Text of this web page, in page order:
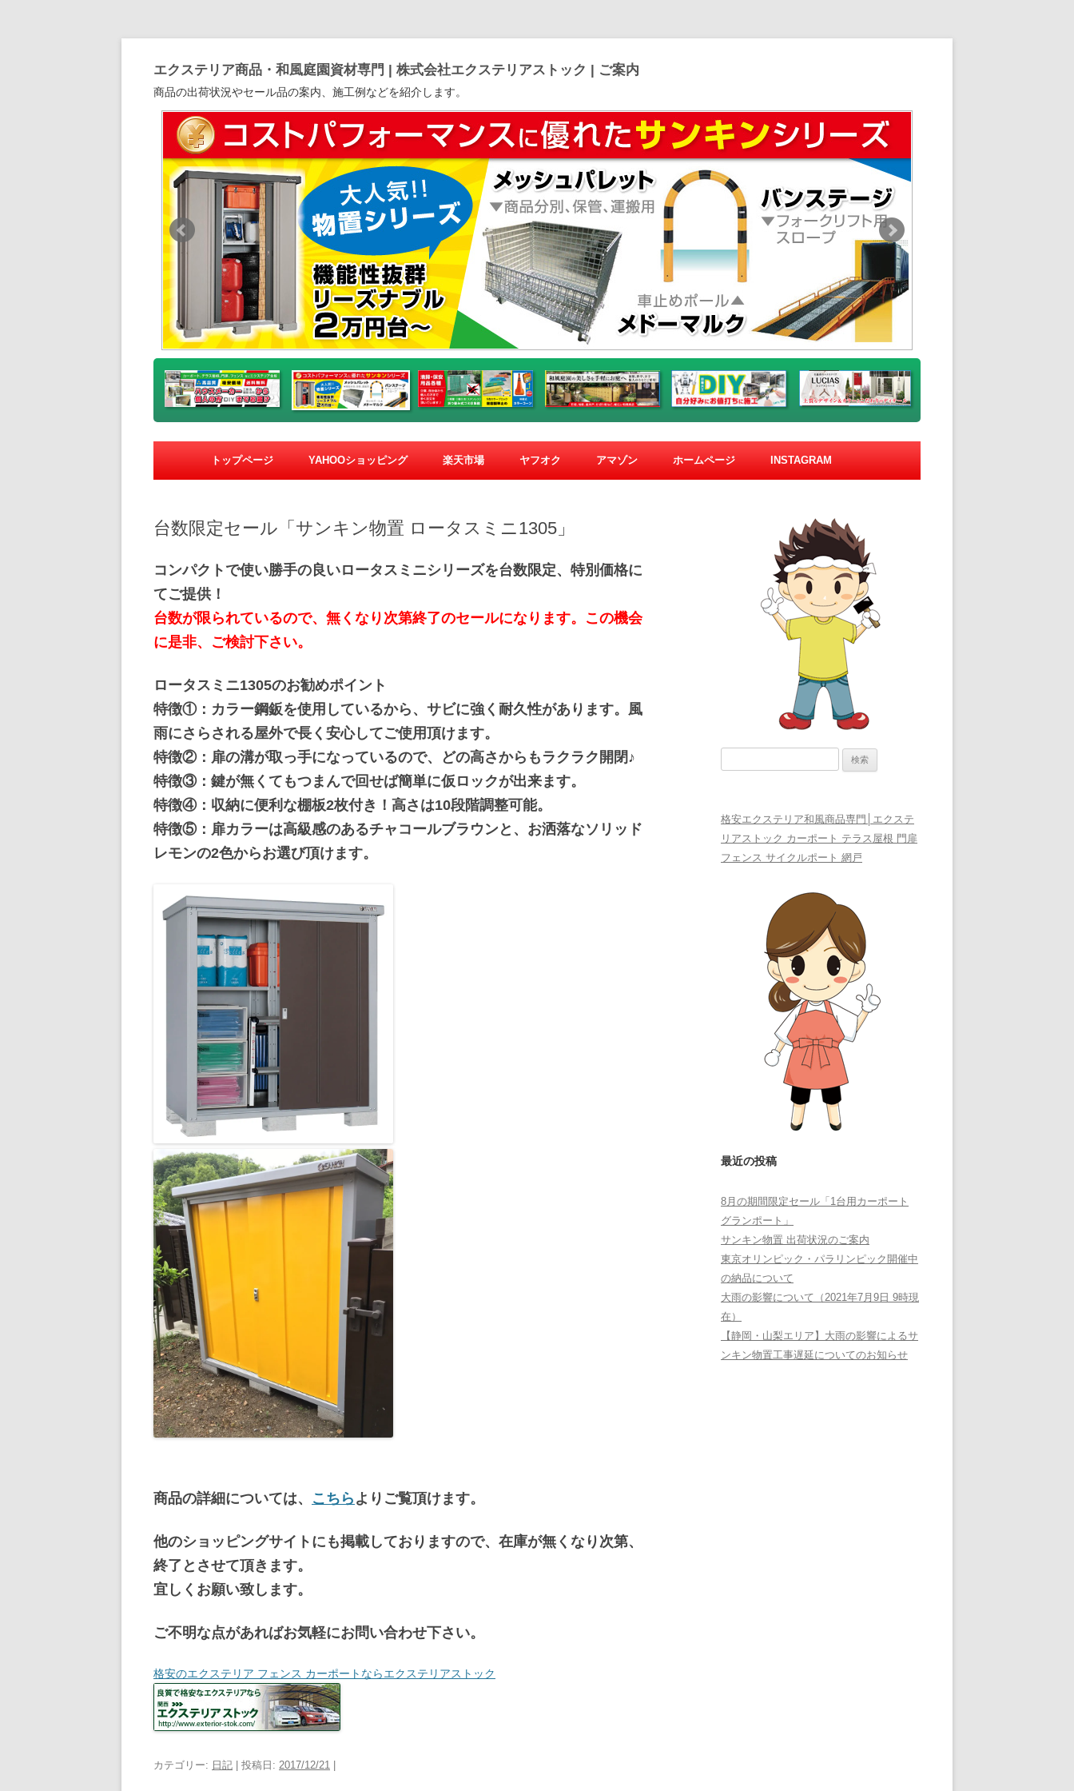
エクステリア商品・和風庭園資材専門 | 株式会社エクステリアストック | ご案内
商品の出荷状況やセール品の案内、施工例などを紹介します。
ン
テ
ン
キ
ッ
トップページ YAHOOショッピング 楽天市場 ヤフオク アマゾン ホームページ INSTAGRAM
台数限定セール「サンキン物置 ロータスミニ1305」
コンパクトで使い勝手の良いロータスミニシリーズを台数限定、特別価格に
てご提供！
台数が限られているので、無くなり次第終了のセールになります。この機会
に是非、ご検討下さい。
ロータスミニ1305のお勧めポイント
特徴①：カラー鋼鈑を使用しているから、サビに強く耐久性があります。風
雨にさらされる屋外で長く安心してご使用頂けます。
特徴②：扉の溝が取っ手になっているので、どの高さからもラクラク開閉♪
特徴③：鍵が無くてもつまんで回せば簡単に仮ロックが出来ます。
特徴④：収納に便利な棚板2枚付き！高さは10段階調整可能。
特徴⑤：扉カラーは高級感のあるチャコールブラウンと、お洒落なソリッド
レモンの2色からお選び頂けます。
商品の詳細については、 こちら よりご覧頂けます。
他のショッピングサイトにも掲載しておりますので、在庫が無くなり次第、
終了とさせて頂きます。
宜しくお願い致します。
ご不明な点があればお気軽にお問い合わせ下さい。
格安のエクステリア フェンス カーポートならエクステリアストック
カテゴリー: 日記 | 投稿日: 2017/12/21
格安エクステリア和風商品専門│エクステ
リアストック カーポート テラス屋根 門扉
フェンス サイクルポート 網戸
最近の投稿
8月の期間限定セール「1台用カーポート
グランポート」
サンキン物置 出荷状況のご案内
東京オリンピック・パラリンピック開催中
の納品について
大雨の影響について（2021年7月9日 9時現
在）
【静岡・山梨エリア】大雨の影響によるサ
ンキン物置工事遅延についてのお知らせ